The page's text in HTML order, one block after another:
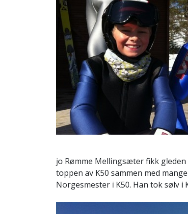
jo Rømme Mellingsæter fikk
toppen av K50 sammen med
Norgesmester i K50. Han tok sølv i